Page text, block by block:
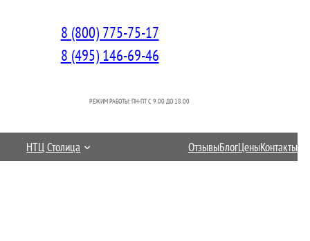
8 (800) 775-75-17
8 (495) 146-69-46
РЕЖИМ РАБОТЫ: ПН-ПТ C 9.00 ДО 18.00
НТЦ Столица ОтзывыБлогЦеныКонтакты